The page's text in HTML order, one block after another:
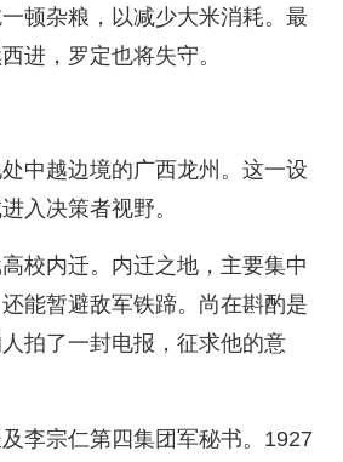
顿杂粮，以减少大米消耗。最
进，罗定也将失守。
中越边境的广西龙州。这一设
入决策者视野。
校内迁。内迁之地，主要集中
能暂避敌军铁蹄。尚在斟酌是
拍了一封电报，征求他的意
李宗仁第四集团军秘书。1927